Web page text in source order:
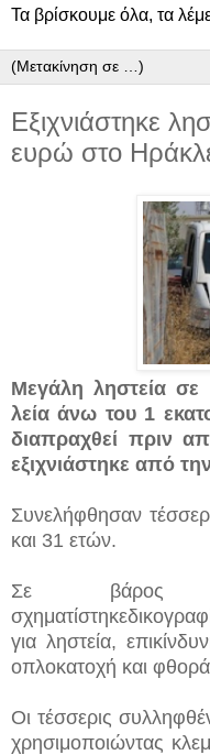
Τα βρίσκουμε όλα, τα
Εξιχνιάστηκε
ευρώ στο
Μεγάλη ληστεία σε
λεία άνω του 1
διαπραχθεί πριν
εξιχνιάστηκε από
Συνελήφθησαν
και 31 ετών.
Σε βάρος
για ληστεία,
οπλοκατοχή και φθορά
Οι τέσσερις
χρησιμοποιώντας